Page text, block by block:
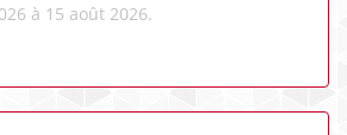
à 15 août 2026.